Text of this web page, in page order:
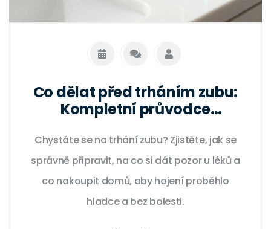
Co dělat před trháním zubu:
Kompletní průvodce
Chystáte se na trhání zubu? Zjistěte, jak se
správně připravit, na co si dát pozor u léků a
co nakoupit domů, aby hojení proběhlo
hladce a bez bolesti.